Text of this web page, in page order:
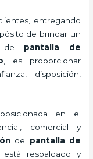
entregando
de brindar un
pantalla de
, es proporcionar
disposición,
en el
comercial y
de
pantalla de
, está respaldado y